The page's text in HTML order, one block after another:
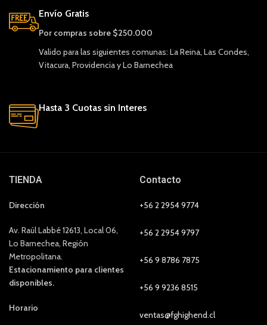
Envío Gratis
Por compras sobre $250.000
Valido para las siguientes comunas: La Reina, Las Condes,
Vitacura, Providencia y Lo Barnechea
Hasta 3 Cuotas sin Interes
TIENDA
Dirección
Av. Raúl Labbé 12613, Local 06,
Lo Barnechea, Región
Metropolitana.
Estacionamiento para clientes
disponibles.
Horario
Contacto
+56 2 2954 9774
+56 2 2954 9797
+56 9 8786 7875
+56 9 9236 8515
ventas@fghighend.cl